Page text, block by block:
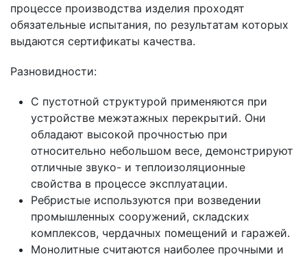
процессе производства изделия проходят
обязательные испытания, по результатам которых
выдаются сертификаты качества.
Разновидности:
С пустотной структурой применяются при
устройстве межэтажных перекрытий. Они
обладают высокой прочностью при
относительно небольшом весе, демонстрируют
отличные звуко- и теплоизоляционные
свойства в процессе эксплуатации.
Ребристые используются при возведении
промышленных сооружений, складских
комплексов, чердачных помещений и гаражей.
Монолитные считаются наиболее прочными и